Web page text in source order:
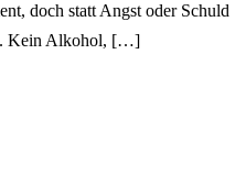
doch statt Angst oder Schuld
Kein Alkohol, […]